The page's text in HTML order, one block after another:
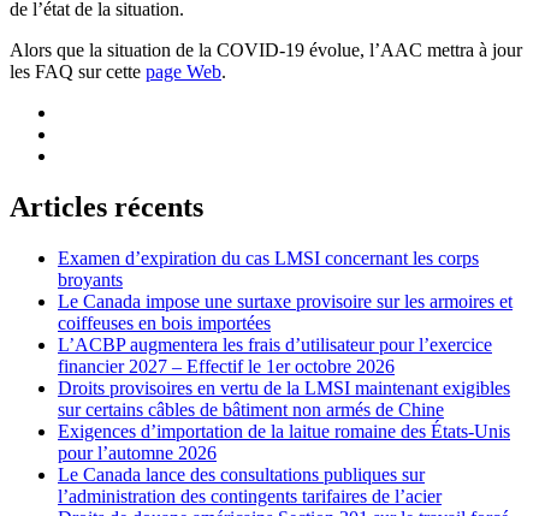
de l’état de la situation.
Alors que la situation de la COVID-19 évolue, l’AAC mettra à jour
les FAQ sur cette page Web.
Articles récents
Examen d’expiration du cas LMSI concernant les corps
broyants
Le Canada impose une surtaxe provisoire sur les armoires et
coiffeuses en bois importées
L’ACBP augmentera les frais d’utilisateur pour l’exercice
financier 2027 – Effectif le 1er octobre 2026
Droits provisoires en vertu de la LMSI maintenant exigibles
sur certains câbles de bâtiment non armés de Chine
Exigences d’importation de la laitue romaine des États-Unis
pour l’automne 2026
Le Canada lance des consultations publiques sur
l’administration des contingents tarifaires de l’acier